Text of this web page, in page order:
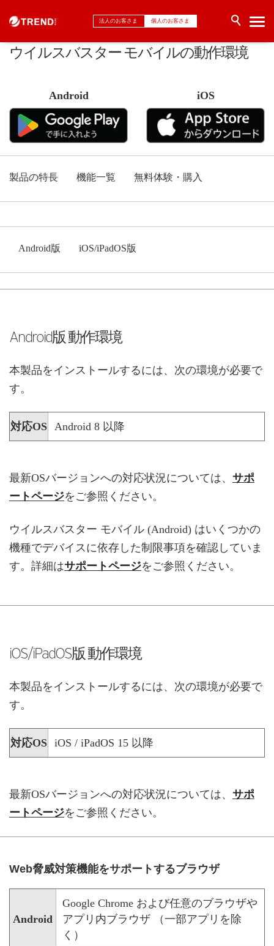
法人のお客さま 個人のお客さま
ウイルスバスター モバイルの動作環境
Android iOS
製品の特長 機能一覧 無料体験・購入
Android版 iOS/iPadOS版
Android版 動作環境
本製品をインストールするには、次の環境が必要で
す。
対応OS Android 8 以降
最新OSバージョンへの対応状況については、 サポ
ートページをご参照ください。
ウイルスバスター モバイル (Android) はいくつかの
機種でデバイスに依存した制限事項を確認していま
す。詳細はサポートページをご参照ください。
iOS/iPadOS版 動作環境
本製品をインストールするには、次の環境が必要で
す。
対応OS iOS / iPadOS 15 以降
最新OSバージョンへの対応状況については、 サポ
ートページをご参照ください。
Web脅威対策機能をサポートするブラウザ
Android
Google Chrome および任意のブラウザや
アプリ内ブラウザ （一部アプリを除
く）